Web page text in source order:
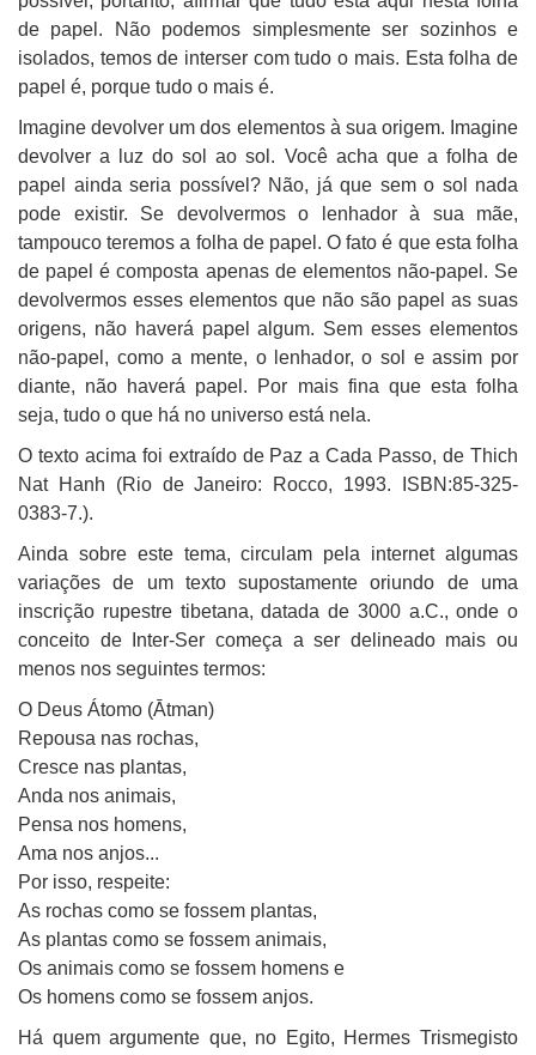
de papel. Não podemos simplesmente ser sozinhos e
isolados, temos de interser com tudo o mais. Esta folha de
papel é, porque tudo o mais é.
Imagine devolver um dos elementos à sua origem. Imagine
devolver a luz do sol ao sol. Você acha que a folha de
papel ainda seria possível? Não, já que sem o sol nada
pode existir. Se devolvermos o lenhador à sua mãe,
tampouco teremos a folha de papel. O fato é que esta folha
de papel é composta apenas de elementos não-papel. Se
devolvermos esses elementos que não são papel as suas
origens, não haverá papel algum. Sem esses elementos
não-papel, como a mente, o lenhador, o sol e assim por
diante, não haverá papel. Por mais fina que esta folha
seja, tudo o que há no universo está nela.
O texto acima foi extraído de Paz a Cada Passo, de Thich
Nat Hanh (Rio de Janeiro: Rocco, 1993. ISBN:85-325-
0383-7.).
Ainda sobre este tema, circulam pela internet algumas
variações de um texto supostamente oriundo de uma
inscrição rupestre tibetana, datada de 3000 a.C., onde o
conceito de Inter-Ser começa a ser delineado mais ou
menos nos seguintes termos:
O Deus Átomo (Ātman)
Repousa nas rochas,
Cresce nas plantas,
Anda nos animais,
Pensa nos homens,
Ama nos anjos...
Por isso, respeite:
As rochas como se fossem plantas,
As plantas como se fossem animais,
Os animais como se fossem homens e
Os homens como se fossem anjos.
Há quem argumente que, no Egito, Hermes Trismegisto